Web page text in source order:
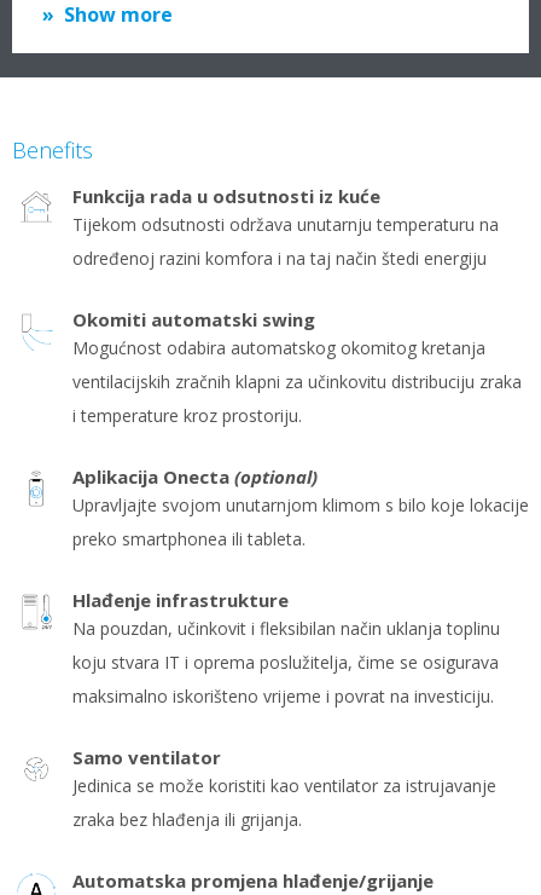
Show more
Benefits
Funkcija rada u odsutnosti iz kuće
Tijekom odsutnosti održava unutarnju temperaturu na
određenoj razini komfora i na taj način štedi energiju
Okomiti automatski swing
Mogućnost odabira automatskog okomitog kretanja
ventilacijskih zračnih klapni za učinkovitu distribuciju zraka
i temperature kroz prostoriju.
Aplikacija Onecta (optional)
Upravljajte svojom unutarnjom klimom s bilo koje lokacije
preko smartphonea ili tableta.
Hlađenje infrastrukture
Na pouzdan, učinkovit i fleksibilan način uklanja toplinu
koju stvara IT i oprema poslužitelja, čime se osigurava
maksimalno iskorišteno vrijeme i povrat na investiciju.
Samo ventilator
Jedinica se može koristiti kao ventilator za istrujavanje
zraka bez hlađenja ili grijanja.
Automatska promjena hlađenje/grijanje